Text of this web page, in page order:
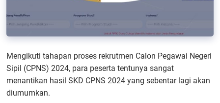
Mengikuti tahapan proses rekrutmen Calon Pegawai Negeri
Sipil (CPNS) 2024, para peserta tentunya sangat
menantikan hasil SKD CPNS 2024 yang sebentar lagi akan
diumumkan.